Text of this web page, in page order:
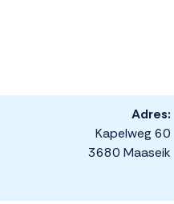
Adres:
Kapelweg 60
3680 Maaseik